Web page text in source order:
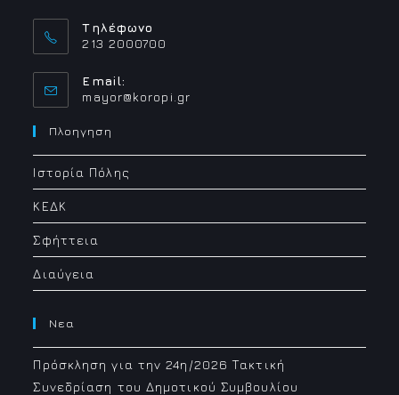
Τηλέφωνο
213 2000700
Email:
mayor@koropi.grOpens
Πλοηγηση
Ιστορία Πόλης
ΚΕΔΚ
Σφήττεια
Διαύγεια
Νεα
Πρόσκληση για την 24η/2026 Τακτική
Συνεδρίαση του Δημοτικού Συμβουλίου